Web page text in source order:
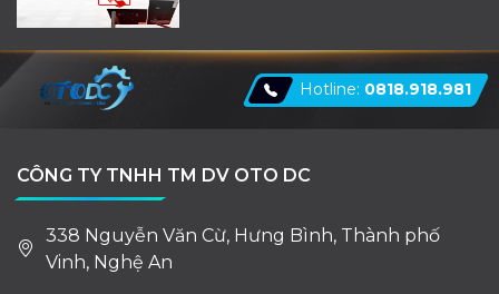
Hotline: 0818.918.981
CÔNG TY TNHH TM DV OTO DC
338 Nguyễn Văn Cừ, Hưng Bình, Thành phố
Vinh, Nghệ An